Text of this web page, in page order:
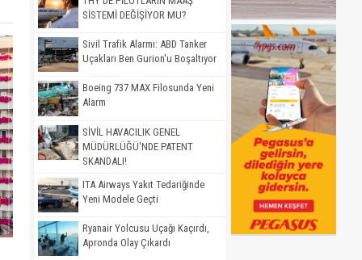
SİSTEMİ DEĞİŞİYOR MU?
Sivil Trafik Alarmı: ABD Tanker
Uçakları Ben Gurion'u Boşaltıyor
Boeing 737 MAX Filosunda Yeni
Alarm
SİVİL HAVACILIK GENEL
MÜDÜRLÜĞÜ'NDE PATENT
SKANDALI!
ITA Airways Yakıt Tedariğinde
Yeni Modele Geçti
Ryanair Yolcusu Uçağı Kaçırdı,
Apronda Olay Çıkardı